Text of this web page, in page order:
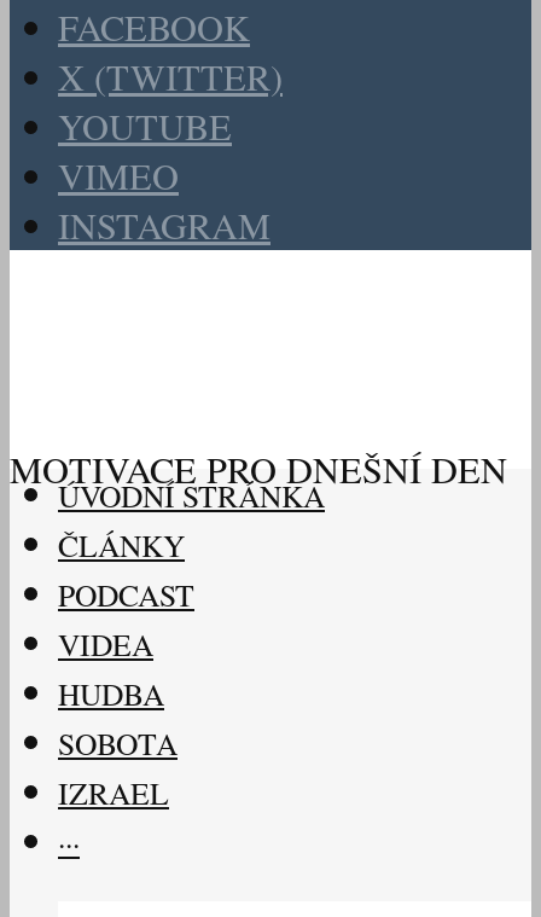
FACEBOOK
X (TWITTER)
YOUTUBE
VIMEO
INSTAGRAM
MOTIVACE PRO DNEŠNÍ DEN
ÚVODNÍ STRÁNKA
ČLÁNKY
PODCAST
VIDEA
HUDBA
SOBOTA
IZRAEL
···